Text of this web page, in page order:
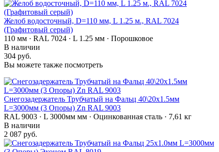
Желоб водосточный, D=110 мм, L 1.25 м., RAL 7024
(Графитовый серый)
110 мм · RAL 7024 · L 1.25 мм · Порошковое
В наличии
304 руб.
Вы можете также посмотреть
Снегозадержатель Трубчатый на Фальц 40\20х1.5мм
L=3000мм (3 Опоры) Zn RAL 9003
RAL 9003 · L 3000мм мм · Оцинкованная сталь · 7,61 кг
В наличии
2 087 руб.